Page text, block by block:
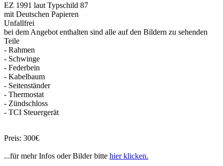
EZ 1991 laut Typschild 87
mit Deutschen Papieren
Unfallfrei
bei dem Angebot enthalten sind alle auf den Bildern zu sehenden
Teile
- Rahmen
- Schwinge
- Federbein
- Kabelbaum
- Seitenständer
- Thermostat
- Zündschloss
- TCI Steuergerät
Preis: 300€
...für mehr Infos oder Bilder bitte hier klicken.